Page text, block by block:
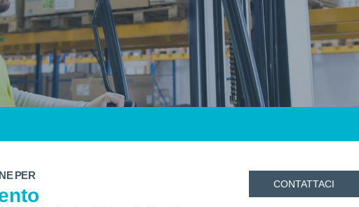
CONTATTACI
PER